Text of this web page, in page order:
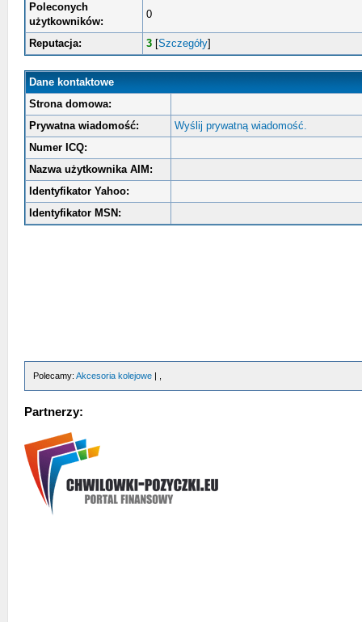
Poleconych
użytkowników:
0
Reputacja: 3 [Szczegóły]
Dane kontaktowe
Strona domowa:
Prywatna wiadomość:
Wyślij prywatną wiadomość.
Numer ICQ:
Nazwa użytkownika AIM:
Identyfikator Yahoo:
Identyfikator MSN:
Polecamy: Akcesoria kolejowe | ,
Partnerzy: